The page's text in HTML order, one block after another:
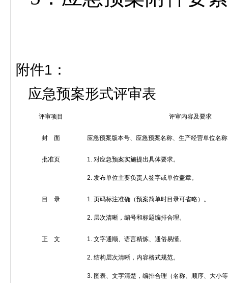
附件1 ：
应急预案形式评审表
评审项目 评审内容及要求
封 面 应急预案版本号、应急预案名称、生产经营单位名
批准页 1. 对应急预案实施提出具体要求。
2. 发布单位主要负责人签字或单位盖章。
目 录 1. 页码标注准确（预案简单时目录可省略）。
2. 层次清晰，编号和标题编排合理。
正 文 1. 文字通顺、语言精炼、通俗易懂。
2. 结构层次清晰，内容格式规范。
3. 图表、文字清楚，编排合理（名称、顺序、大小